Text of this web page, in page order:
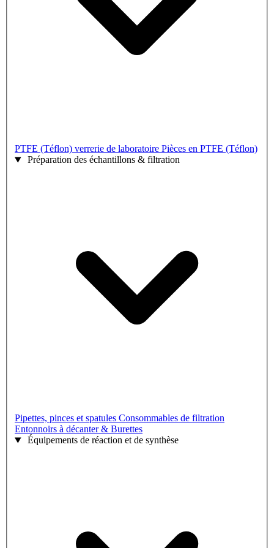
PTFE (Téflon) verrerie de laboratoire Pièces en PTFE (Téflon)
Préparation des échantillons & filtration
Pipettes, pinces et spatules Consommables de filtration
Entonnoirs à décanter & Burettes
Équipements de réaction et de synthèse